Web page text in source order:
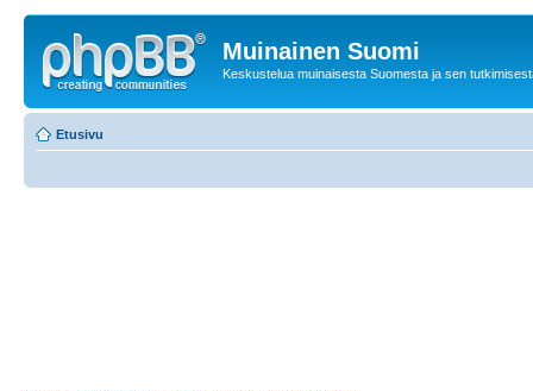
Muinainen Suomi
Keskustelua muinaisesta Suomesta ja sen
Etusivu